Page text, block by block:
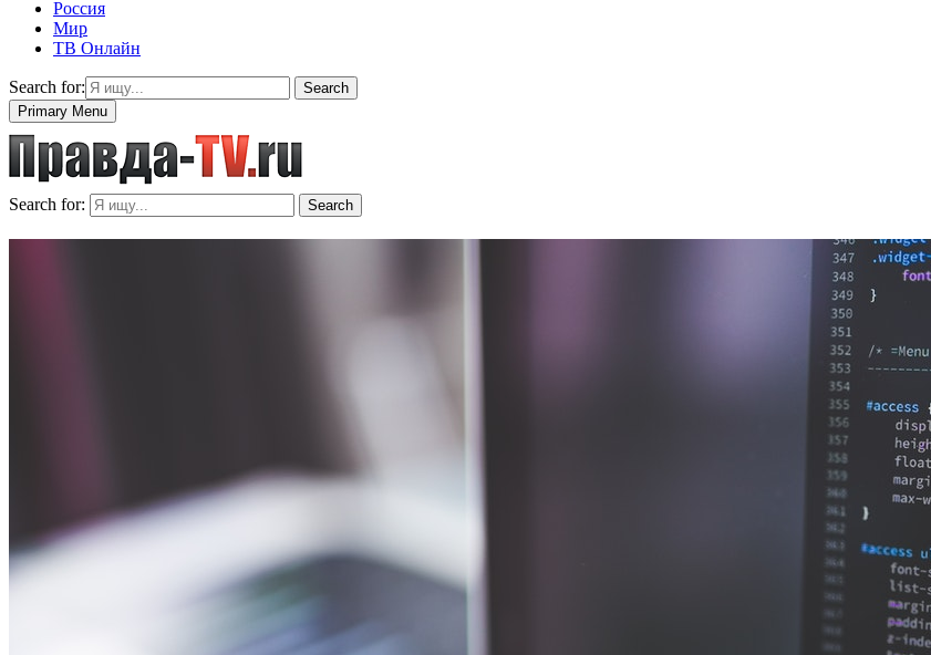
Россия
Мир
ТВ Онлайн
Search for:
Search
Primary Menu
Search for: Search